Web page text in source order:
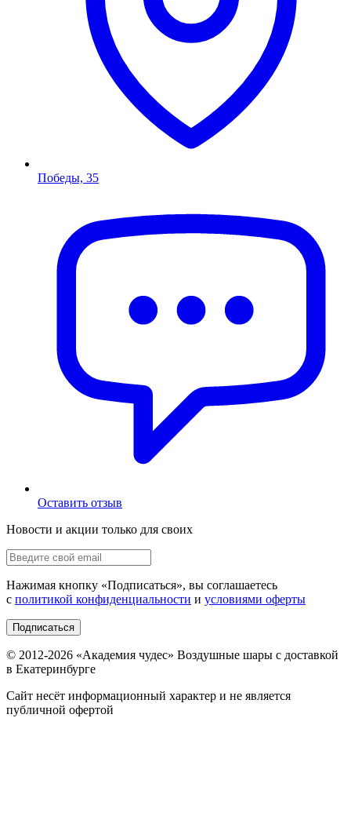
Победы, 35
Оставить отзыв
Новости и акции только для своих
Нажимая кнопку «Подписаться», вы соглашаетесь
с политикой конфиденциальности и условиями оферты
Подписаться
© 2012-2026 «Академия чудес» Воздушные шары с доставкой
в Екатеринбурге
Сайт несёт информационный характер и не является
публичной офертой